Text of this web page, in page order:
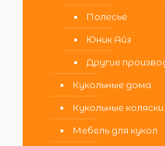
Полесье
Юник Айз
Другие
Кукольные дома
Кукольные коляски
Мебель для кукол